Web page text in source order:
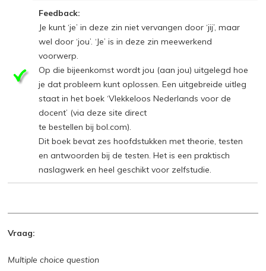
Feedback:
Je kunt ‘je’ in deze zin niet vervangen door ‘jij’, maar
wel door ‘jou’. ‘Je’ is in deze zin meewerkend
voorwerp.
Op die bijeenkomst wordt jou (aan jou) uitgelegd hoe
je dat probleem kunt oplossen. Een uitgebreide uitleg
staat in het boek ‘Vlekkeloos Nederlands voor de
docent’ (via deze site direct
te bestellen bij bol.com).
Dit boek bevat zes hoofdstukken met theorie, testen
en antwoorden bij de testen. Het is een praktisch
naslagwerk en heel geschikt voor zelfstudie.
Vraag:
Multiple choice question